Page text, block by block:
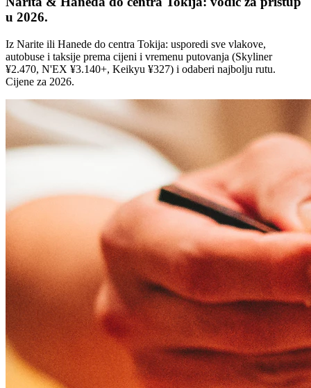
u 2026.
Iz Narite ili Hanede do centra Tokija: usporedi sve vlakove,
autobuse i taksije prema cijeni i vremenu putovanja (Skyliner
¥2.470, N'EX ¥3.140+, Keikyu ¥327) i odaberi najbolju rutu.
Cijene za 2026.